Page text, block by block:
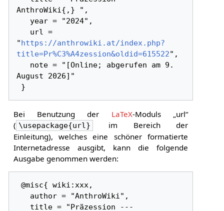
AnthroWiki{,} ",
"https://anthrowiki.at/index.php?
title=Pr%C3%A4zession&oldid=615522",
August 2026]"
Bei Benutzung der LaTeX-Moduls „url“
( \usepackage{url}
im Bereich der
Einleitung), welches eine schöner formatierte
Internetadresse ausgibt, kann die folgende
Ausgabe genommen werden:
@misc{ wiki:xxx,